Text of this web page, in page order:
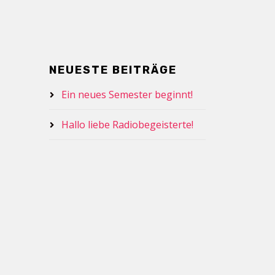
NEUESTE BEITRÄGE
Ein neues Semester beginnt!
Hallo liebe Radiobegeisterte!